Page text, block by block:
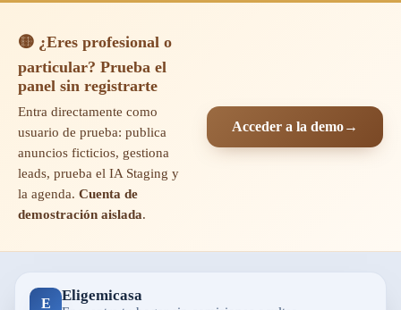
🟡 ¿Eres profesional o
particular? Prueba el
panel sin registrarte
Entra directamente como
usuario de prueba: publica
anuncios ficticios, gestiona
leads, prueba el IA Staging y
la agenda. Cuenta de
demostración aislada.
Acceder a la demo→
E Eligemicasa